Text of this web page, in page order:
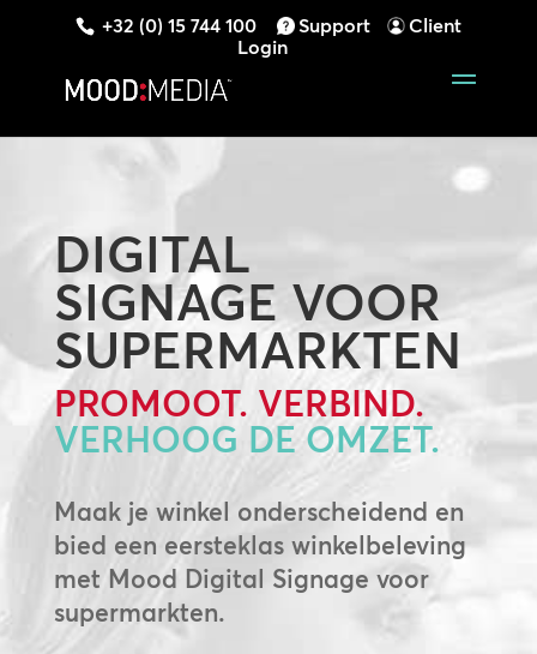
+32 (0) 15 744 100 Support
Client
Login
DIGITAL
SIGNAGE VOOR
SUPERMARKTEN
PROMOOT. VERBIND.
VERHOOG DE OMZET.
Maak je winkel onderscheidend en
bied een eersteklas winkelbeleving
met Mood Digital Signage voor
supermarkten.